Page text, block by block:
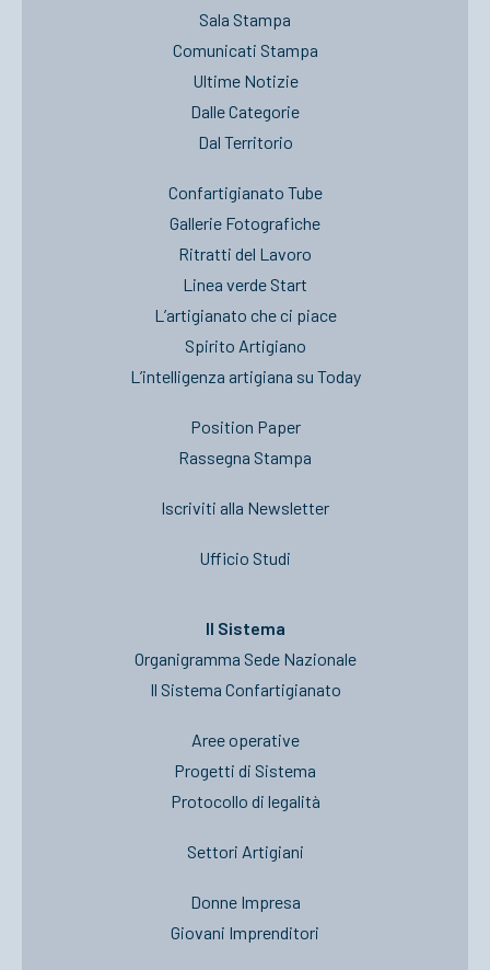
Sala Stampa
Comunicati Stampa
Ultime Notizie
Dalle Categorie
Dal Territorio
Confartigianato Tube
Gallerie Fotografiche
Ritratti del Lavoro
Linea verde Start
L’artigianato che ci piace
Spirito Artigiano
L’intelligenza artigiana su Today
Position Paper
Rassegna Stampa
Iscriviti alla Newsletter
Ufficio Studi
Il Sistema
Organigramma Sede Nazionale
Il Sistema Confartigianato
Aree operative
Progetti di Sistema
Protocollo di legalità
Settori Artigiani
Donne Impresa
Giovani Imprenditori